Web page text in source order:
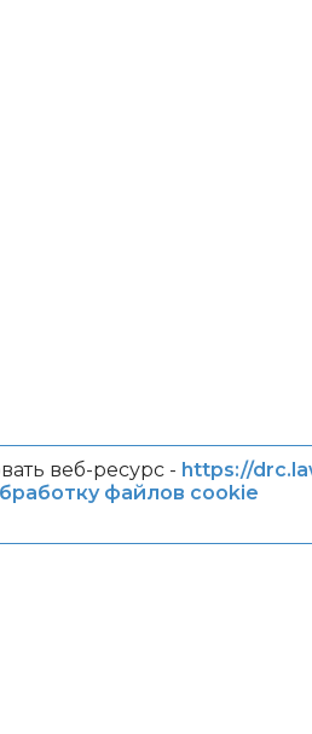
веб-ресурс - https://
файлов cookie